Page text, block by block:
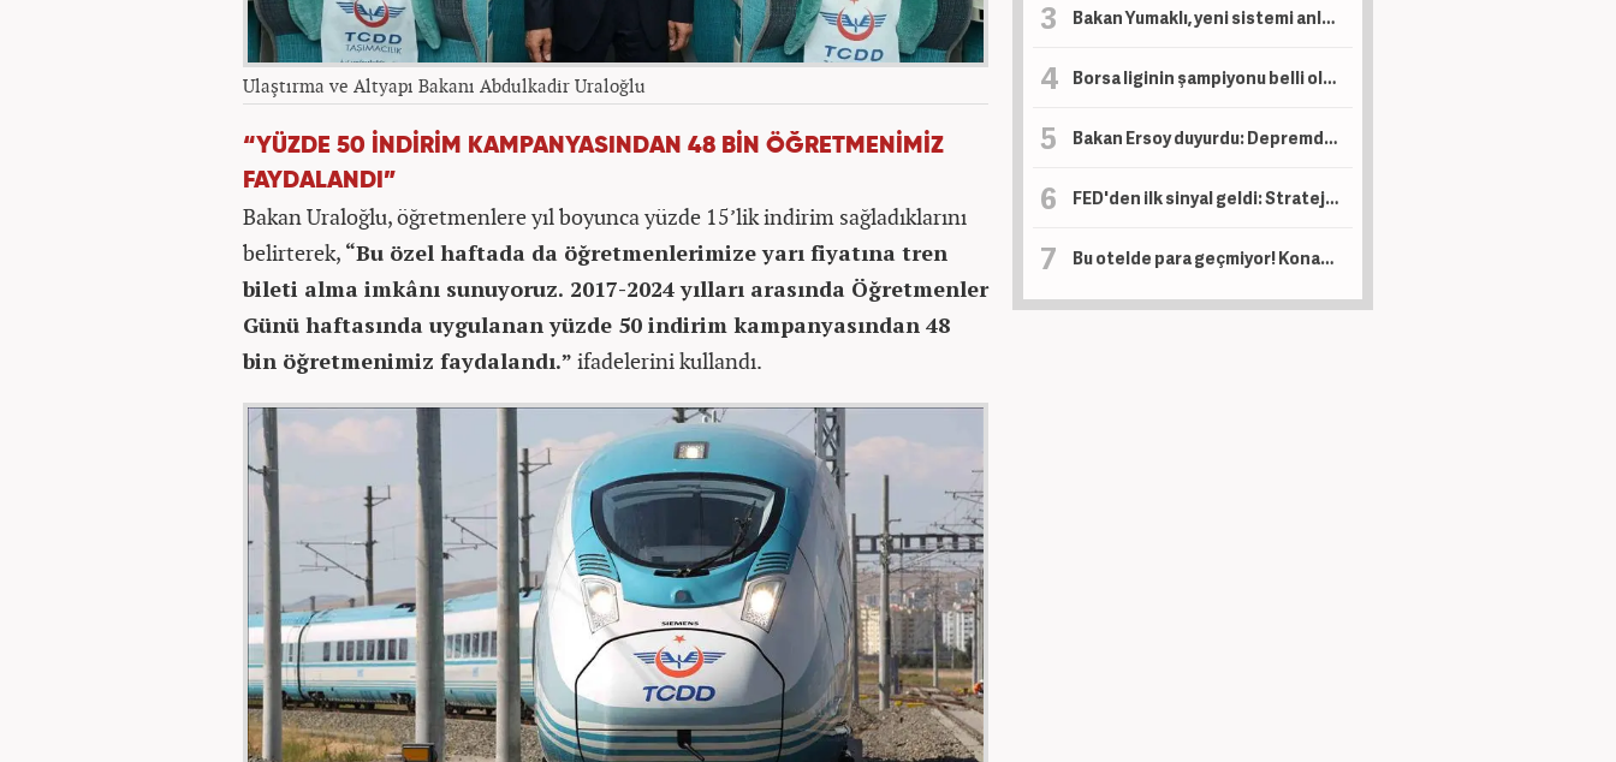
Ulaştırma ve Altyapı Bakanı Abdulkadir Uraloğlu
“YÜZDE 50 İNDİRİM KAMPANYASINDAN 48 BİN ÖĞRETMENİMİZ
FAYDALANDI”
Bakan Uraloğlu, öğretmenlere yıl boyunca yüzde 15’lik indirim sağladıklarını
belirterek, “Bu özel haftada da öğretmenlerimize yarı fiyatına tren
bileti alma imkânı sunuyoruz. 2017-2024 yılları arasında Öğretmenler
Günü haftasında uygulanan yüzde 50 indirim kampanyasından 48
bin öğretmenimiz faydalandı.” ifadelerini kullandı.
Bakan Yumaklı, yeni sistemi anlattı: Plastik küpe gitti yerine elektronik takip geldi!
Borsa liginin şampiyonu belli oldu!
Bakan Ersoy duyurdu: Depremde hasar gören Malatya Arkeoloji Müzesi yarın ziyarete açılıyor
FED'den ilk sinyal geldi: Stratejiyi değiştiriyorlar!
Bu otelde para geçmiyor! Konaklamak için tek bir şart var